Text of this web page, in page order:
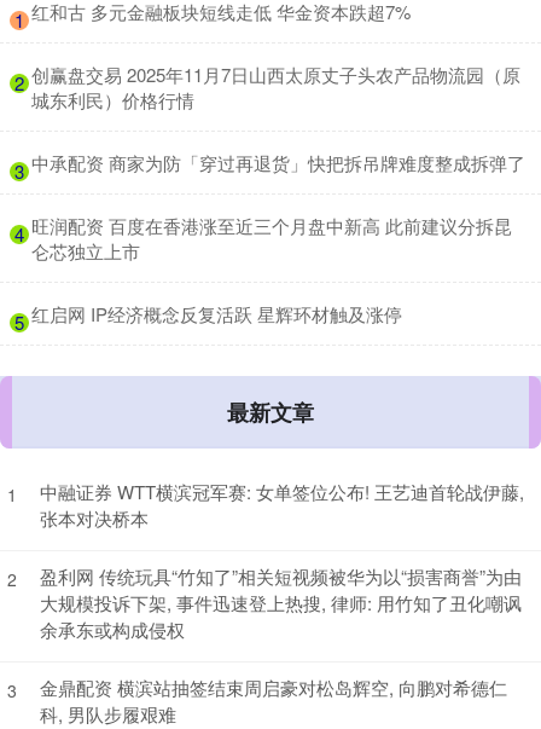
1 ​红和古 多元金融板块短线走低 华金资本跌超7%
2 ​创赢盘交易 2025年11月7日山西太原丈子头农产品物流园（原
城东利民）价格行情
3 ​中承配资 商家为防「穿过再退货」快把拆吊牌难度整成拆弹了
4 ​旺润配资 百度在香港涨至近三个月盘中新高 此前建议分拆昆
仑芯独立上市
5 ​红启网 IP经济概念反复活跃 星辉环材触及涨停
最新文章
1
中融证券 WTT横滨冠军赛: 女单签位公布! 王艺迪首轮战伊藤,
张本对决桥本
2
盈利网 传统玩具“竹知了”相关短视频被华为以“损害商誉”为由
大规模投诉下架, 事件迅速登上热搜, 律师: 用竹知了丑化嘲讽
余承东或构成侵权
3
金鼎配资 横滨站抽签结束周启豪对松岛辉空, 向鹏对希德仁
科, 男队步履艰难